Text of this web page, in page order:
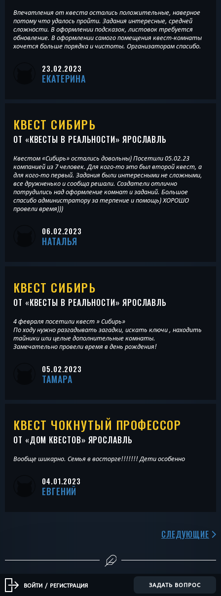
Впечатления от квеста остались положительные, наверное
потому что удалось пройти. Задания интересные, средней
сложности. В оформлении подсказок, листовок требуется
обновление. В оформлении самого помещения квест-комнаты
хочется больше порядка и чистоты. Организаторам спасибо.
23.02.2023
ЕКАТЕРИНА
КВЕСТ СИБИРЬ
ОТ «КВЕСТЫ В РЕАЛЬНОСТИ» ЯРОСЛАВЛЬ
Квестом «Сибирь» остались довольны) Посетили 05.02.23
компанией из 7 человек. Для кого-то это был второй квест, а
для кого-то первый. Задания были интересными не сложными,
все дружненько и сообща решали. Создатели отлично
потрудились над оформление комнат и заданий. Большое
спасибо администратору за терпение и помощь) ХОРОШО
провели время)))
06.02.2023
НАТАЛЬЯ
КВЕСТ СИБИРЬ
ОТ «КВЕСТЫ В РЕАЛЬНОСТИ» ЯРОСЛАВЛЬ
4 февраля посетили квест » Сибирь»
По ходу нужно разгадывать загадки, искать ключи , находить
тайники или целые дополнительные комнаты.
Замечательно провели время в день рождения!
05.02.2023
ТАМАРА
КВЕСТ ЧОКНУТЫЙ ПРОФЕССОР
ОТ «ДОМ КВЕСТОВ» ЯРОСЛАВЛЬ
Вообще шикарно. Семья в восторге!!!!!!! Дети особенно
04.01.2023
ЕВГЕНИЙ
СЛЕДУЮЩИЕ
ВОЙТИ / РЕГИСТРАЦИЯ ЗАДАТЬ ВОПРОС